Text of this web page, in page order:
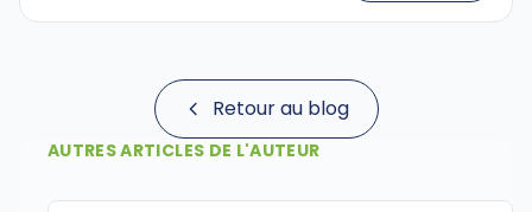
Retour au blog
AUTRES ARTICLES DE L'AUTEUR